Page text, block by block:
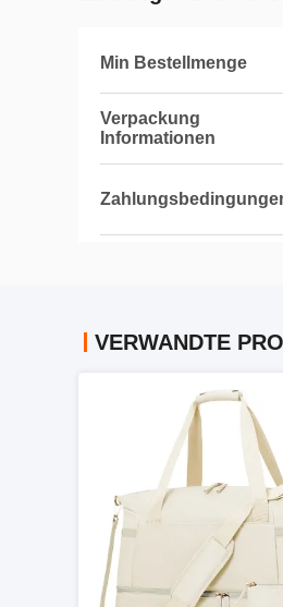
Min Bestellmenge
Verpackung
Informationen